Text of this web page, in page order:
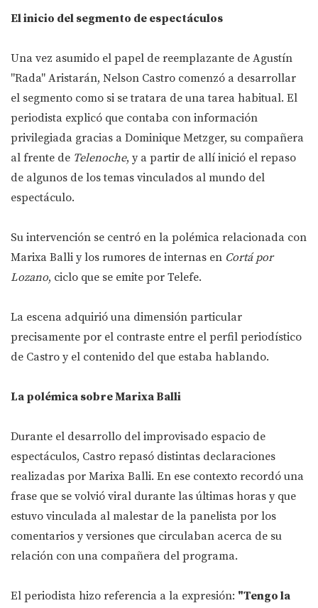
El inicio del segmento de espectáculos
Una vez asumido el papel de reemplazante de Agustín
"Rada" Aristarán, Nelson Castro comenzó a desarrollar
el segmento como si se tratara de una tarea habitual. El
periodista explicó que contaba con información
privilegiada gracias a Dominique Metzger, su compañera
al frente de Telenoche, y a partir de allí inició el repaso
de algunos de los temas vinculados al mundo del
espectáculo.
Su intervención se centró en la polémica relacionada con
Marixa Balli y los rumores de internas en Cortá por
Lozano, ciclo que se emite por Telefe.
La escena adquirió una dimensión particular
precisamente por el contraste entre el perfil periodístico
de Castro y el contenido del que estaba hablando.
La polémica sobre Marixa Balli
Durante el desarrollo del improvisado espacio de
espectáculos, Castro repasó distintas declaraciones
realizadas por Marixa Balli. En ese contexto recordó una
frase que se volvió viral durante las últimas horas y que
estuvo vinculada al malestar de la panelista por los
comentarios y versiones que circulaban acerca de su
relación con una compañera del programa.
El periodista hizo referencia a la expresión: "Tengo la